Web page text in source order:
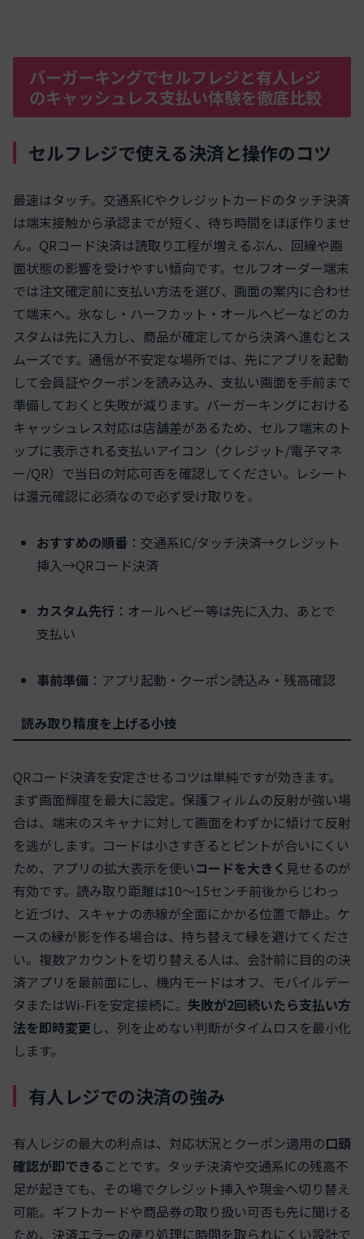
バーガーキングでセルフレジと有人レジ
のキャッシュレス支払い体験を徹底比較
セルフレジで使える決済と操作のコツ
最速はタッチ。交通系ICやクレジットカードのタッチ決済
は端末接触から承認までが短く、待ち時間をほぼ作りませ
ん。QRコード決済は読取り工程が増えるぶん、回線や画
面状態の影響を受けやすい傾向です。セルフオーダー端末
では注文確定前に支払い方法を選び、画面の案内に合わせ
て端末へ。氷なし・ハーフカット・オールヘビーなどのカ
スタムは先に入力し、商品が確定してから決済へ進むとス
ムーズです。通信が不安定な場所では、先にアプリを起動
して会員証やクーポンを読み込み、支払い画面を手前まで
準備しておくと失敗が減ります。バーガーキングにおける
キャッシュレス対応は店舗差があるため、セルフ端末のト
ップに表示される支払いアイコン（クレジット/電子マネ
ー/QR）で当日の対応可否を確認してください。レシート
は還元確認に必須なので必ず受け取りを。
おすすめの順番 ：交通系IC/タッチ決済→クレジット
挿入→QRコード決済
カスタム先行 ：オールヘビー等は先に入力、あとで
支払い
事前準備 ：アプリ起動・クーポン読込み・残高確認
読み取り精度を上げる小技
QRコード決済を安定させるコツは単純ですが効きます。
まず画面輝度を最大に設定。保護フィルムの反射が強い場
合は、端末のスキャナに対して画面をわずかに傾けて反射
を逃がします。コードは小さすぎるとピントが合いにくい
ため、アプリの拡大表示を使いコードを大きく 見せるのが
有効です。読み取り距離は10〜15センチ前後からじわっ
と近づけ、スキャナの赤線が全面にかかる位置で静止。ケ
ースの縁が影を作る場合は、持ち替えて縁を避けてくださ
い。複数アカウントを切り替える人は、会計前に目的の決
済アプリを最前面にし、機内モードはオフ、モバイルデー
タまたはWi‑Fiを安定接続に。 失敗が2回続いたら支払い方
法を即時変更 し、列を止めない判断がタイムロスを最小化
します。
有人レジでの決済の強み
有人レジの最大の利点は、対応状況とクーポン適用の口頭
確認が即できる ことです。タッチ決済や交通系ICの残高不
足が起きても、その場でクレジット挿入や現金へ切り替え
可能。ギフトカードや商品券の取り扱い可否も先に聞ける
ため、決済エラーの戻り処理に時間を取られにくい設計で